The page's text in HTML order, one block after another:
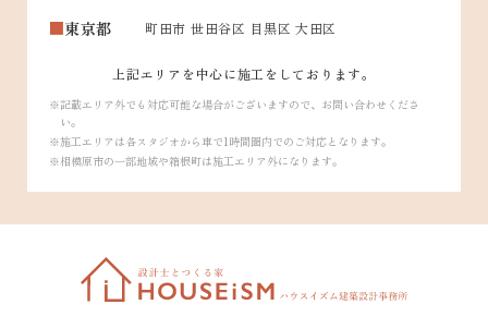
東京都 町田市 世田谷区 目黒区 大田区
上記エリアを中心に施工をしております。
記載エリア外でも対応可能な場合がございますので、お問い合わせくださ
い。
施工エリアは各スタジオから車で1時間圏内でのご対応となります。
相模原市の一部地域や箱根町は施工エリア外になります。